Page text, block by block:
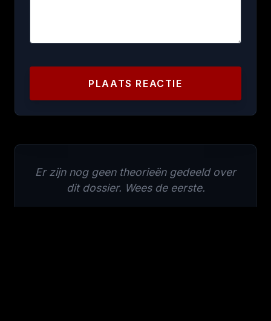
PLAATS REACTIE
Er zijn nog geen theorieën gedeeld over
dit dossier. Wees de eerste.